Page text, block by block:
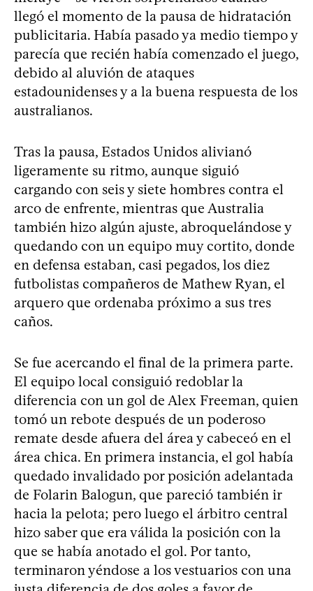
llegó el momento de la pausa de hidratación
publicitaria. Había pasado ya medio tiempo y
parecía que recién había comenzado el juego,
debido al aluvión de ataques
estadounidenses y a la buena respuesta de los
australianos.
Tras la pausa, Estados Unidos alivianó
ligeramente su ritmo, aunque siguió
cargando con seis y siete hombres contra el
arco de enfrente, mientras que Australia
también hizo algún ajuste, abroquelándose y
quedando con un equipo muy cortito, donde
en defensa estaban, casi pegados, los diez
futbolistas compañeros de Mathew Ryan, el
arquero que ordenaba próximo a sus tres
caños.
Se fue acercando el final de la primera parte.
El equipo local consiguió redoblar la
diferencia con un gol de Alex Freeman, quien
tomó un rebote después de un poderoso
remate desde afuera del área y cabeceó en el
área chica. En primera instancia, el gol había
quedado invalidado por posición adelantada
de Folarin Balogun, que pareció también ir
hacia la pelota; pero luego el árbitro central
hizo saber que era válida la posición con la
que se había anotado el gol. Por tanto,
terminaron yéndose a los vestuarios con una